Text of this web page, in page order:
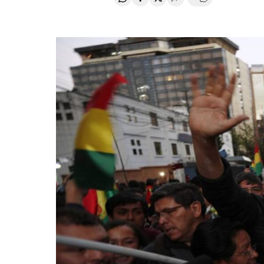
Compartir en Whatsapp
Compartir en Facebook
Compartir en Twitter
Desplegar Redes
Comentários